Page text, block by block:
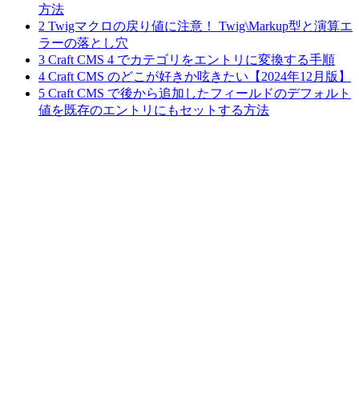
方法
2 Twigマクロの戻り値に注意！ Twig\Markup型と演算エ
ラーの落とし穴
3 Craft CMS 4 でカテゴリをエントリに変換する手順
4 Craft CMS のどこが好きか呟きたい【2024年12月版】
5 Craft CMS で後から追加したフィールドのデフォルト
値を既存のエントリにもセットする方法